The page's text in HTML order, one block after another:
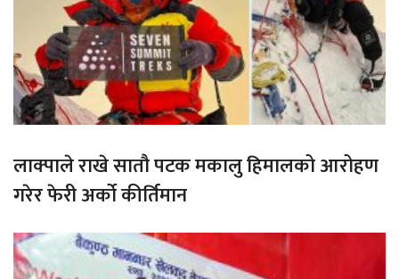
लाक्पाले राखे सातौ पटक मकालु हिमालको आरोहण
गरेर फेरी अर्को कीर्तिमान